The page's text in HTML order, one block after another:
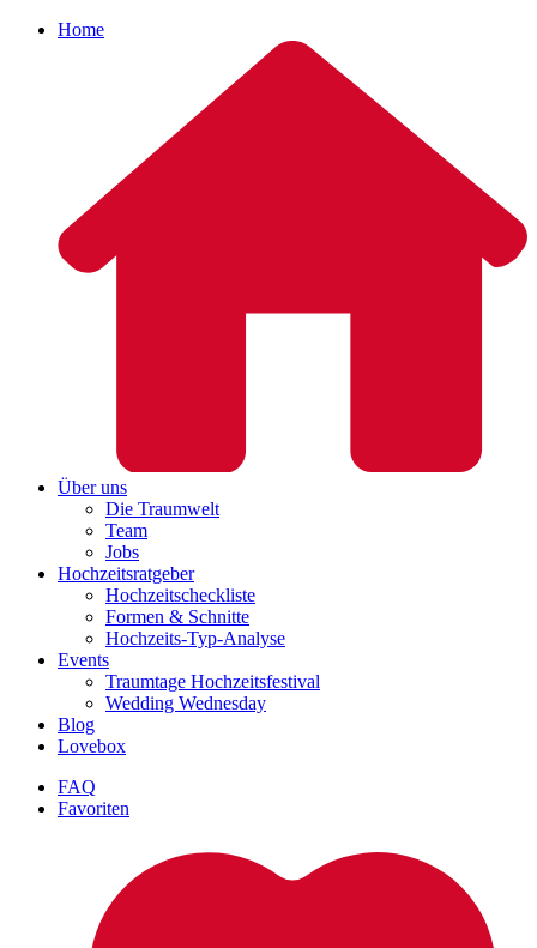
Home
Über uns
Die Traumwelt
Team
Jobs
Hochzeitsratgeber
Hochzeitscheckliste
Formen & Schnitte
Hochzeits-Typ-Analyse
Events
Traumtage Hochzeitsfestival
Wedding Wednesday
Blog
Lovebox
FAQ
Favoriten